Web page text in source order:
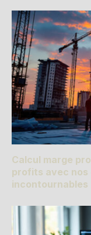
Calcul marge
profits avec nos
incontournables